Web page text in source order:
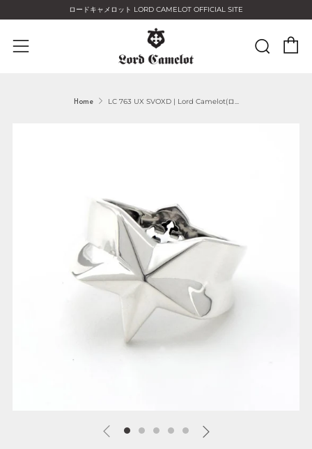
ロードキャメロット LORD CAMELOT OFFICIAL SITE
Menu
Home LC 763 UX SVOXD | Lord Camelot(ロ...